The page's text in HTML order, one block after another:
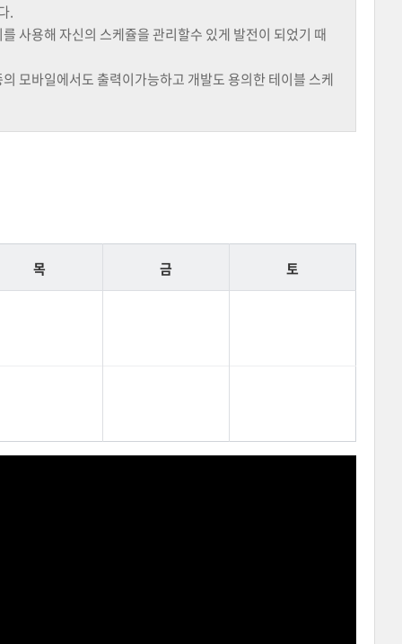
.
사용해 자신의 스케쥴을 관리할수 있게 발전이 되었기 때
모바일에서도 출력이가능하고 개발도 용의한 테이블 스케
목 금 토